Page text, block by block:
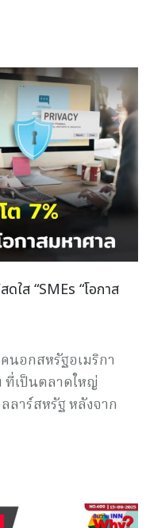
ใส “SMEs “โอกาส
นอกสหรัฐอเมริกา
ที่เป็นตลาดใหญ่
ลาร์สหรัฐ หลังจาก